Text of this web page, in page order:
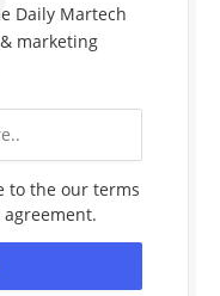
Daily Martech
marketing
to the our terms
agreement.